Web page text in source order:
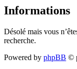
Informations
Désolé mais vous
recherche.
Powered by phpBB ©